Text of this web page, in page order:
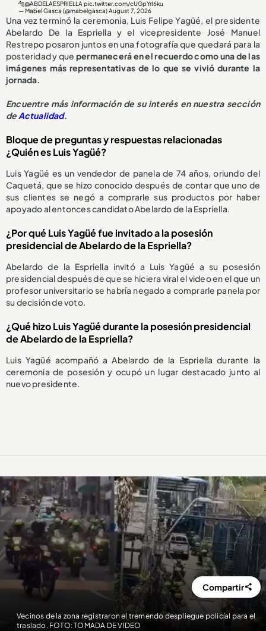
🐅@ABDELAESPRIELLA pic.twitter.com/cUGpYrI6ku
— Mabel Gasca (@mabelgasca)August 7, 2026
Una vez terminó la ceremonia, Luis Felipe Yagüé, el presidente
Abelardo De la Espriella y el vicepresidente José Manuel
Restrepo posaron juntos en una fotografía que quedará para la
posteridad y quepermanecerá en el recuerdo como una de las
imágenes más representativas de lo que se vivió durante la
jornada.
Encuentre más información de su interés en nuestra sección
deActualidad.
Bloque de preguntas y respuestas relacionadas
¿Quién es Luis Yagüé?
Luis Yagüé es un vendedor de panela de 74 años, oriundo del
Caquetá, que se hizo conocido después de contar que uno de
sus clientes se negó a comprarle sus productos por haber
apoyado al entonces candidato Abelardo de la Espriella.
¿Por qué Luis Yagüé fue invitado a la posesión
presidencial de Abelardo de la Espriella?
Abelardo de la Espriella invitó a Luis Yagüé a su posesión
presidencial después de que se hiciera viral el video en el que un
profesor universitario se habría negado a comprarle panela por
su decisión de voto.
¿Qué hizo Luis Yagüé durante la posesión presidencial
de Abelardo de la Espriella?
Luis Yagüé acompañó a Abelardo de la Espriella durante la
ceremonia de posesión y ocupó un lugar destacado junto al
nuevo presidente.
Vecinos de la zona registraron el tremendo despliegue policíal para el
traslado. FOTO: TOMADA DE VIDEO
Compartir